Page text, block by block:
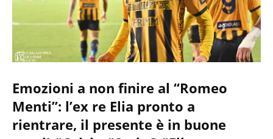
Emozioni a non finire al “Romeo
Menti”: l’ex re Elia pronto a
rientrare, il presente è in buone